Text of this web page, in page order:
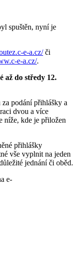
spuštěn, nyní je
e-a.cz/či
e-a.cz/.
až do středy 12.
podání přihlášky a
dvou a více
níže, kde je přiložen
přihlášky
vše vyplnit na jeden
jednání či oběd.
e-